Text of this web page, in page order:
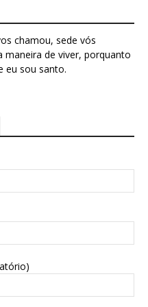
chamou, sede vós
de viver, porquanto
eu sou santo.